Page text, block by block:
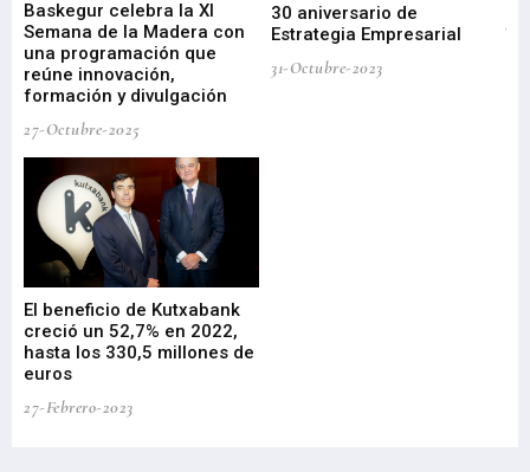
Baskegur celebra la XI
Semana de la Madera con
una programación que
reúne innovación,
formación y divulgación
27-Octubre-2025
30 aniversario de
Estrategia Empresarial
31-Octubre-2023
El beneficio de Kutxabank
creció un 52,7% en 2022,
hasta los 330,5 millones de
euros
27-Febrero-2023